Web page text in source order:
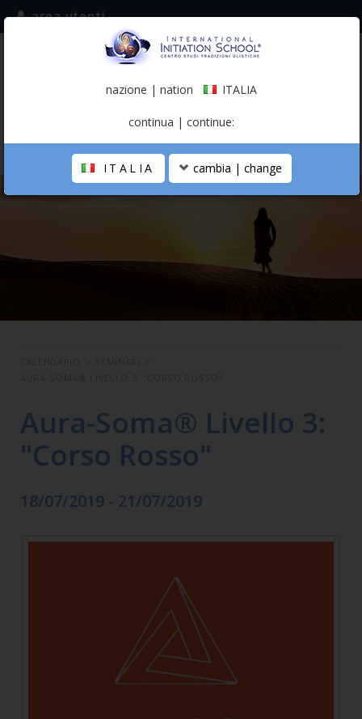
iscriviti alla mailing list
(italiano)
area utenti
LA SCUOLA
Aura-Soma® Livello 3:
"Corso Rosso"
18/07/2019 - 21/07/2019
nazione | nation ITALIA
continua | continue:
ITALIA cambia | change